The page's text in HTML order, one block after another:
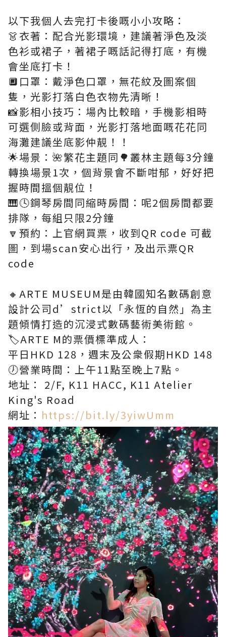
以下我個人去完打卡後嘅小小攻略：
👗衣著：配合光影環境，建議著淨色及淡
色衫或裙子，著裙子嘅話記得打底，有機
會坐底打卡！
🔲口罩：戴淨色口罩，無花紋及圖案個
隻，光影打落白色衣物先清晰！
📸影相小技巧：場內比較暗，手機影相時
可選側臉或背面，光影打落地面嘅花花同
海灘建議坐底影仲靚！！
🌟場景：🌺繁花主題同🌳叢林主題每3分鐘
轉換場景1次，個背景會不斷咁郁，好好把
握時間搵個靚位！
🎹🕓鋼琴房間同縮時房間：呢2個房間都要
排隊，每組只限2分鐘
🔽預約：上官網買票，收到QR code 可截
圖，到場scan安心出行，及出示票QR
code
🔸ARTE MUSEUM是由韓國知名數碼創意
設計公司d’strict以「永恆的自然」為主
題傾情打造的沉浸式數碼藝術美術館。
🏷ARTE M的票價標準成人：
平日HKD 128，週末及公衆假期HKD 148
🕖營業時間：上午11點至晚上7點。
地址： 2/F, K11 HACC, K11 Atelier
King's Road
網址： https://bit.ly/3yiwUmm